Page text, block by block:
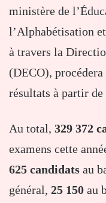
ministère de
l’Alphabétisation
à travers la
(DECO),
résultats à partir
Au total, 329 372
examens cette
625 candidats au
général, 25 150 au